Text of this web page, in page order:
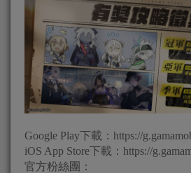
Google Play下載：https://
iOS App Store下載：https://
官方粉絲團：